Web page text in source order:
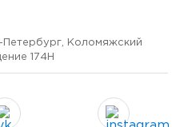
Петербург, Коломяжский
174Н